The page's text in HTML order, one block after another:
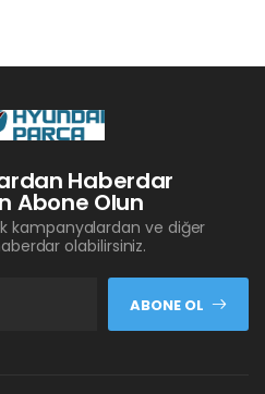
Haberdar
Abone Olun
kampanyalardan ve diğer
olabilirsiniz.
ABONE OL